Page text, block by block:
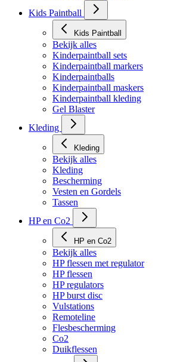
Kids Paintball
Kids Paintball
Bekijk alles
Kinderpaintball sets
Kinderpaintball markers
Kinderpaintballs
Kinderpaintball maskers
Kinderpaintball kleding
Gel Blaster
Kleding
Kleding
Bekijk alles
Kleding
Bescherming
Vesten en Gordels
Tassen
HP en Co2
HP en Co2
Bekijk alles
HP flessen met regulator
HP flessen
HP regulators
HP burst disc
Vulstations
Remoteline
Flesbescherming
Co2
Duikflessen